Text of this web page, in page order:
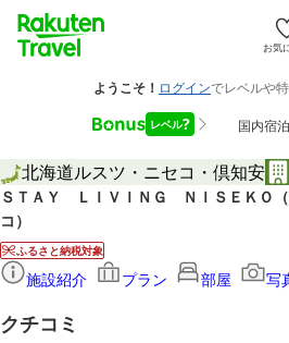
お気
北海道ルスツ・ニセコ・倶知安
ＳＴＡＹ ＬＩＶＩＮＧ ＮＩＳＥＫＯ（
コ）
ふるさと納税対象
施設紹介 プラン 部屋 写
クチコミ